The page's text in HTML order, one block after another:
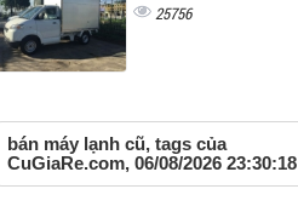
25756
bán máy lạnh cũ, tags của
CuGiaRe.com, 06/08/2026 23:30:18